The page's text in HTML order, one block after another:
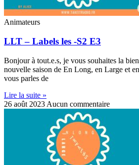
Animateurs
LLT – Labels les -S2 E3
Bonjour à tout.e.s, je vous souhaites la
nouvelle saison de En Long, en Large et
vous parles de
Lire la suite »
26 août 2023 Aucun commentaire